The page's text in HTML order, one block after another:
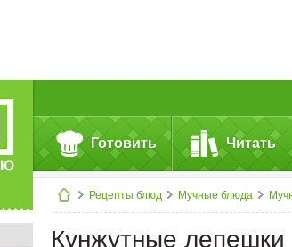
Готовить Читать
Рецепты блюд Мучные блюда
Кунжутные лепешки